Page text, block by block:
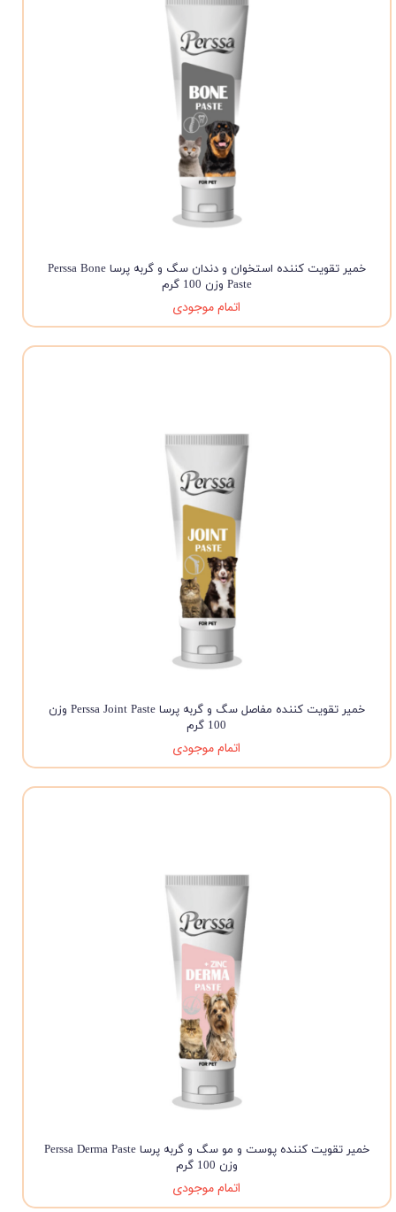
خمیر تقویت کننده استخوان و دندان سگ و گربه پرسا Perssa Bone
Paste وزن 100 گرم
اتمام موجودی
خمیر تقویت کننده مفاصل سگ و گربه پرسا Perssa Joint Paste وزن
100 گرم
اتمام موجودی
خمیر تقویت کننده پوست و مو سگ و گربه پرسا Perssa Derma Paste
وزن 100 گرم
اتمام موجودی